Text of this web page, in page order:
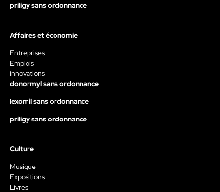
priligy sans ordonnance
Affaires et économie
Entreprises
Emplois
Innovations
donormyl sans ordonnance
lexomil sans ordonnance
priligy sans ordonnance
Culture
Musique
Expositions
Livres